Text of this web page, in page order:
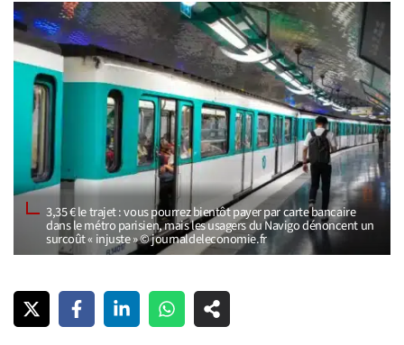
3,35 € le trajet : vous pourrez bientôt payer par carte bancaire
dans le métro parisien, mais les usagers du Navigo dénoncent un
surcoût « injuste » © journaldeleconomie.fr